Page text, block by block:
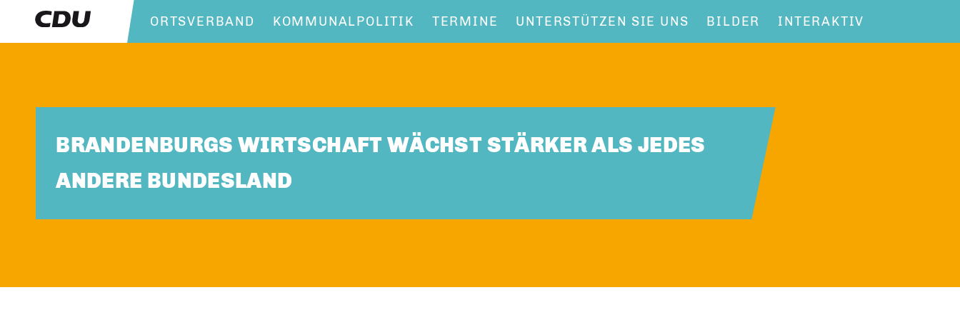
ORTSVERBAND KOMMUNALPOLITIK TERMINE UNTERSTÜTZEN SIE UNS BILDER INTERAKTIV
BRANDENBURGS WIRTSCHAFT WÄCHST STÄRKER ALS JEDES
ANDERE BUNDESLAND